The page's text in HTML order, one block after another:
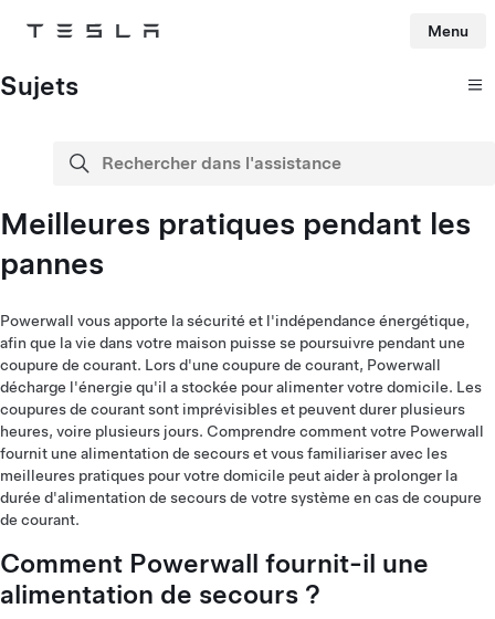
Tesla Menu
Sujets
Rechercher dans l'assistance
recherche
Meilleures pratiques pendant les
pannes
Powerwall vous apporte la sécurité et l'indépendance énergétique,
afin que la vie dans votre maison puisse se poursuivre pendant une
coupure de courant. Lors d'une coupure de courant, Powerwall
décharge l'énergie qu'il a stockée pour alimenter votre domicile. Les
coupures de courant sont imprévisibles et peuvent durer plusieurs
heures, voire plusieurs jours. Comprendre comment votre Powerwall
fournit une alimentation de secours et vous familiariser avec les
meilleures pratiques pour votre domicile peut aider à prolonger la
durée d'alimentation de secours de votre système en cas de coupure
de courant.
Comment Powerwall fournit-il une
alimentation de secours ?